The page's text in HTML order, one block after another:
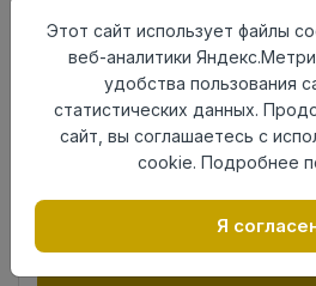
Товарная
группа
Керамогранит
8,5
Поверхность матовая
Страна
происхождения
Россия
комплекта
Осталось134 упак
Этот сайт использует файлы
веб-аналитики
удобства пользования
статистических данных.
сайт, вы соглашаетесь с
cookie. Подробнее
Я